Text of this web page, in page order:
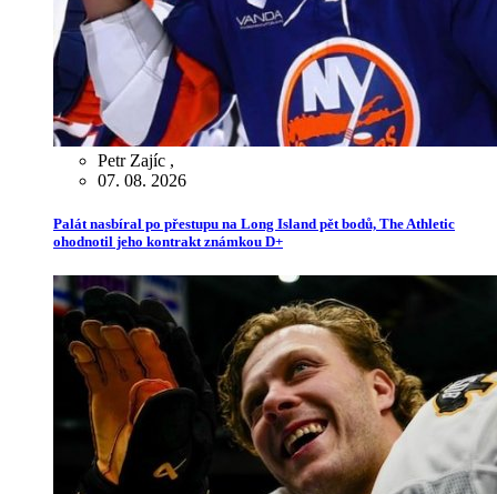
Petr Zajíc ,
07. 08. 2026
Palát nasbíral po přestupu na Long Island pět bodů, The Athletic
ohodnotil jeho kontrakt známkou D+